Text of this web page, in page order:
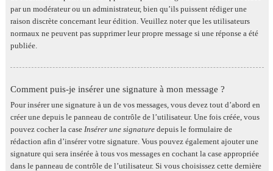
par un modérateur ou un administrateur, bien qu’ils puissent rédiger une
raison discrète concernant leur édition. Veuillez noter que les utilisateurs
normaux ne peuvent pas supprimer leur propre message si une réponse a été
publiée.
Comment puis-je insérer une signature à mon message ?
Pour insérer une signature à un de vos messages, vous devez tout d’abord en
créer une depuis le panneau de contrôle de l’utilisateur. Une fois créée, vous
pouvez cocher la case Insérer une signature depuis le formulaire de
rédaction afin d’insérer votre signature. Vous pouvez également ajouter une
signature qui sera insérée à tous vos messages en cochant la case appropriée
dans le panneau de contrôle de l’utilisateur. Si vous choisissez cette dernière